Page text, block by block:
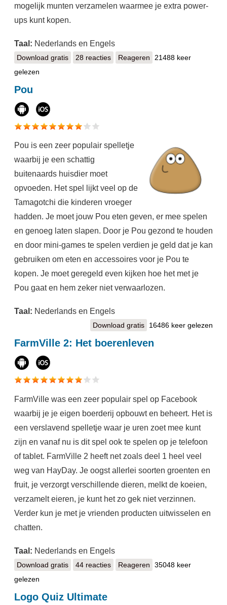
mogelijk munten verzamelen waarmee je extra power-
ups kunt kopen.
Taal: Nederlands en Engels
Download gratisSubway Surfers
28 reacties Reageren
21488 keer
gelezen
Pou
Pou is een zeer populair spelletje
waarbij je een schattig
buitenaards huisdier moet
opvoeden. Het spel lijkt veel op de
Tamagotchi die kinderen vroeger
hadden. Je moet jouw Pou eten geven, er mee spelen
en genoeg laten slapen. Door je Pou gezond te houden
en door mini-games te spelen verdien je geld dat je kan
gebruiken om eten en accessoires voor je Pou te
kopen. Je moet geregeld even kijken hoe het met je
Pou gaat en hem zeker niet verwaarlozen.
Taal: Nederlands en Engels
Download gratis Pou
16486 keer gelezen
FarmVille 2: Het boerenleven
FarmVille was een zeer populair spel op Facebook
waarbij je je eigen boerderij opbouwt en beheert. Het is
een verslavend spelletje waar je uren zoet mee kunt
zijn en vanaf nu is dit spel ook te spelen op je telefoon
of tablet. FarmVille 2 heeft net zoals deel 1 heel veel
weg van HayDay. Je oogst allerlei soorten groenten en
fruit, je verzorgt verschillende dieren, melkt de koeien,
verzamelt eieren, je kunt het zo gek niet verzinnen.
Verder kun je met je vrienden producten uitwisselen en
chatten.
Taal: Nederlands en Engels
Download gratisFarmVille 2: Het boerenleven
44 reacties Reageren
35048 keer
gelezen
Logo Quiz Ultimate